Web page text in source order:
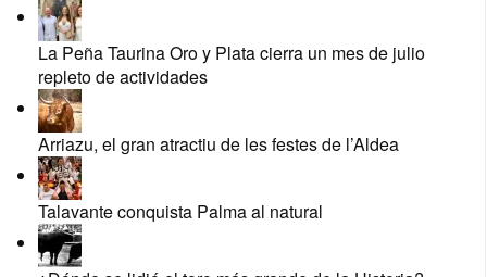
La Peña Taurina Oro y Plata cierra un mes de julio
repleto de actividades
Arriazu, el gran atractiu de les festes de l’Aldea
Talavante conquista Palma al natural